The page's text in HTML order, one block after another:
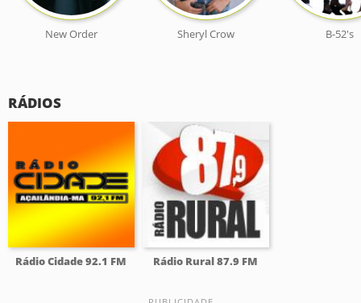
New Order Sheryl Crow B-52's
RÁDIOS
Rádio Cidade 92.1 FM Rádio Rural 87.9 FM